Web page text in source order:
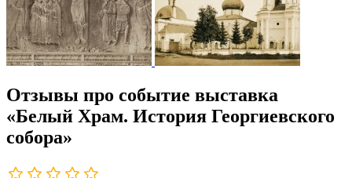
Отзывы про событие выставка
«Белый Храм. История Георгиевского
собора»